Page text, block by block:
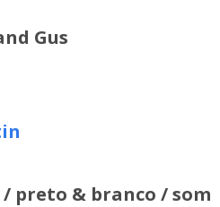
Gus
preto & branco / som